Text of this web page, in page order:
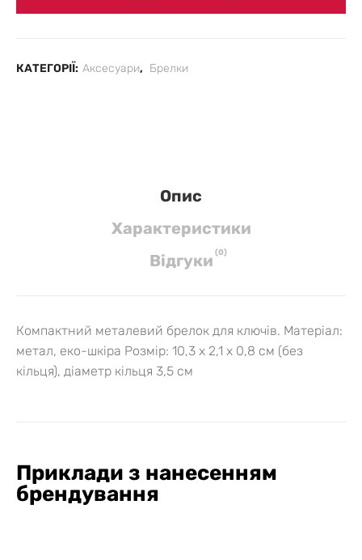
КАТЕГОРІЇ: Аксесуари, Брелки
Опис
Характеристики
Вiдгуки (0)
Компактний металевий брелок для ключів. Матеріал:
метал, еко-шкіра Розмір: 10,3 х 2,1 х 0,8 см (без
кільця), діаметр кільця 3,5 см
Приклади з нанесенням
брендування